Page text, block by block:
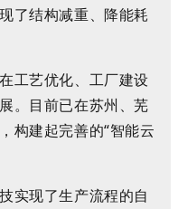
了结构减重、降能耗
工艺优化、工厂建设
。目前已在苏州、芜
构建起完善的“智能云
实现了生产流程的自